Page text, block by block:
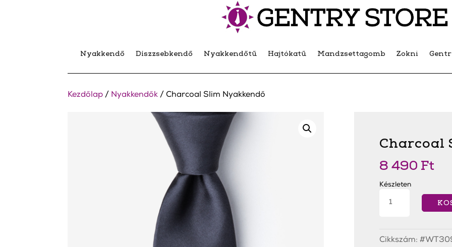
Nyakkendő Díszzsebkendő Nyakkendőtű Hajtókatű Mandzsettagomb Zokni
Kezdőlap / Nyakkendők / Charcoal Slim Nyakkendő
Charcoal
8 490 Ft
Készleten
Slim
Cikkszám: